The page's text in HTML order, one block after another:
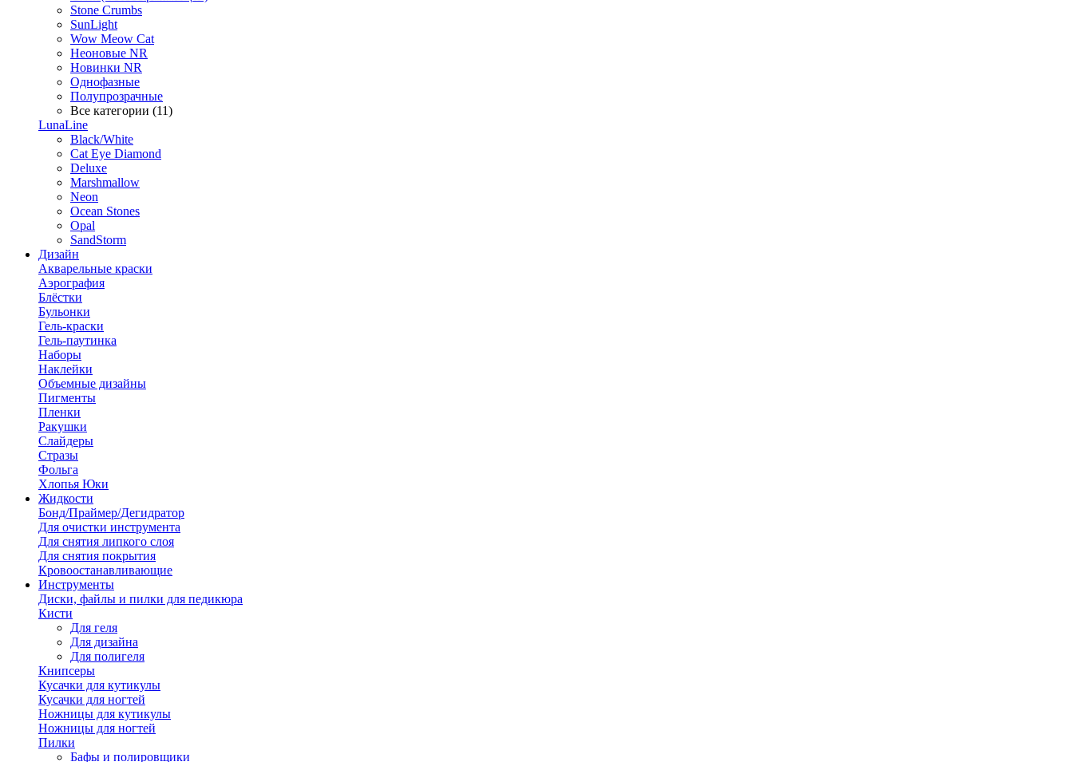
Stone Crumbs
SunLight
Wow Meow Cat
Неоновые NR
Новинки NR
Однофазные
Полупрозрачные
Все категории (11)
LunaLine
Black/White
Cat Eye Diamond
Deluxe
Marshmallow
Neon
Ocean Stones
Opal
SandStorm
Дизайн
Акварельные краски
Аэрография
Блёстки
Бульонки
Гель-краски
Гель-паутинка
Наборы
Наклейки
Объемные дизайны
Пигменты
Пленки
Ракушки
Слайдеры
Стразы
Фольга
Хлопья Юки
Жидкости
Бонд/Праймер/Дегидратор
Для очистки инструмента
Для снятия липкого слоя
Для снятия покрытия
Кровоостанавливающие
Инструменты
Диски, файлы и пилки для педикюра
Кисти
Для геля
Для дизайна
Для полигеля
Книпсеры
Кусачки для кутикулы
Кусачки для ногтей
Ножницы для кутикулы
Ножницы для ногтей
Пилки
Бафы и полировщики